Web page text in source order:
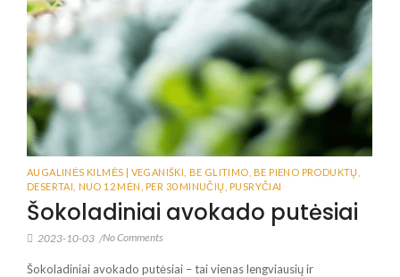
AUGALINĖS KILMĖS | VEGANIŠKI BE GLITIMO BE PIENO PRODUKTŲ
DESERTAI
NUO 12 MĖN PER 30 MINUČIŲ PUSRYČIAI
Šokoladiniai avokado putėsiai
2023-10-03 /No Comments
Šokoladiniai avokado putėsiai – tai vienas lengviausių ir